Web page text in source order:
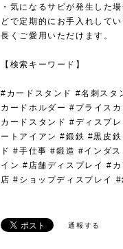
・気になるサビが発生した
どで定期的にお手入れして
長くご愛用いただけます。
【検索キーワード】
#カードスタンド #名刺スタ
カードホルダー #プライス
カードスタンド #ディスプ
ートアイアン #鍛鉄 #黒皮
ド #手仕事 #鍛造 #インダ
イン #店舗ディスプレイ #
店 #ショップディスプレイ
通報する